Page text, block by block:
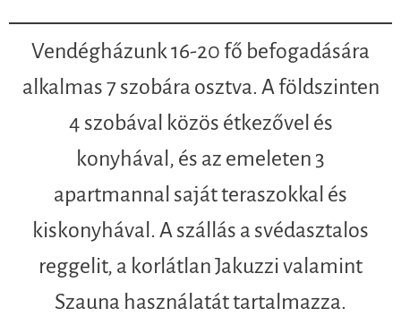
Vendégházunk 16-20 fő befogadására
alkalmas 7 szobára osztva. A földszinten
4 szobával közös étkezővel és
konyhával, és az emeleten 3
apartmannal saját teraszokkal és
kiskonyhával. A szállás a svédasztalos
reggelit, a korlátlan Jakuzzi valamint
Szauna használatát tartalmazza.